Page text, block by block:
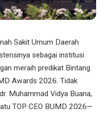
Sakit Umum Daerah
sebagai institusi
meraih predikat Bintang
Awards 2026. Tidak
Muhammad Vidya Buana,
TOP CEO BUMD 2026—